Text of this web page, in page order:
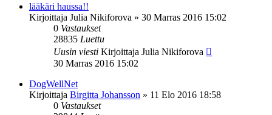
lääkäri haussa!!
Kirjoittaja Julia Nikiforova » 30 Marras 2016 15:02
0 Vastaukset
28835 Luettu
Uusin viesti Kirjoittaja Julia Nikiforova
30 Marras 2016 15:02
DogWellNet
Kirjoittaja Birgitta Johansson » 11 Elo 2016 18:58
0 Vastaukset